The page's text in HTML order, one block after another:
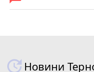
Новини